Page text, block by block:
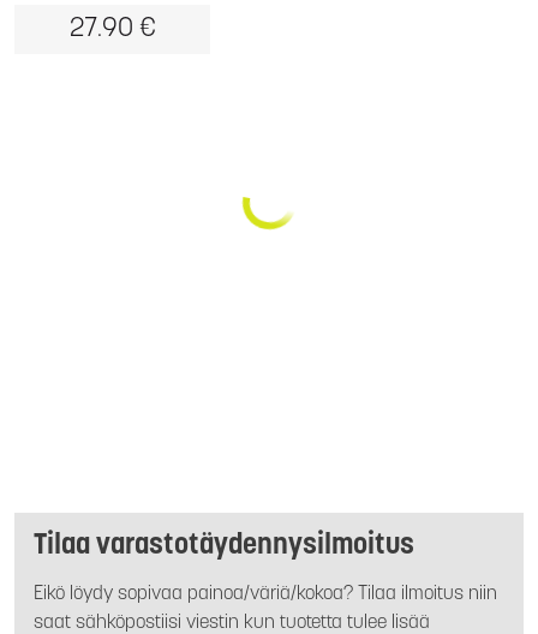
27.90 €
Tilaa varastotäydennysilmoitus
Eikö löydy sopivaa painoa/väriä/kokoa? Tilaa ilmoitus niin
saat sähköpostiisi viestin kun tuotetta tulee lisää